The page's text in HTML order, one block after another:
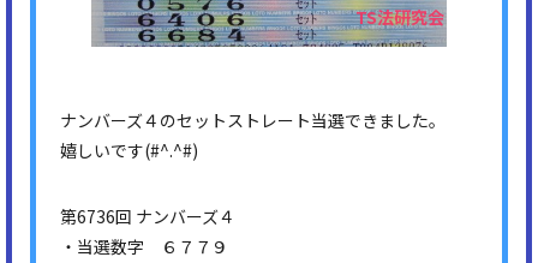
ナンバーズ４のセットストレート当選できました。
嬉しいです(#^.^#)
第6736回 ナンバーズ４
・当選数字 ６７７９